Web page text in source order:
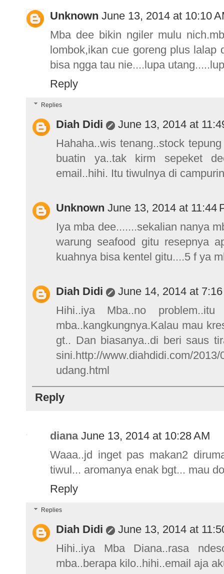
Unknown June 13, 2014 at 10:10
Mba dee bikin ngiler mulu
lombok,ikan cue goreng plus lalap
bisa ngga tau nie....lupa
Reply
Replies
Diah Didi
June 13, 2014 at
Hahaha..wis tenang..stock
buatin ya..tak kirm sepeket
email..hihi. Itu tiwulnya di
Unknown June 13, 2014 at 11:44
Iya mba dee.......sekalian nanya
warung seafood gitu resepnya
kuahnya bisa kentel gitu....5 f ya
Diah Didi
June 14, 2014 at
Hihi..iya Mba..no
mba..kangkungnya.Kalau mau
gt.. Dan biasanya..di beri saus
sini.http://www.diahdidi.com/
udang.html
Reply
diana June 13, 2014 at 10:28 AM
Waaa..jd inget pas makan2
tiwul... aromanya enak bgt... mau
Reply
Replies
Diah Didi
June 13, 2014 at
Hihi..iya Mba Diana..rasa
mba..berapa kilo..hihi..email aja